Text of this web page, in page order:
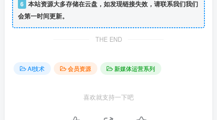
6 本站资源大多存储在云盘，如发现链接失效，请联系我们我们
会第一时间更新。
THE END
AI技术 会员资源 新媒体运营系列
喜欢就支持一下吧